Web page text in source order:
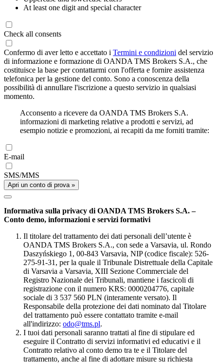
At least one digit and special character
Check all consents
Confermo di aver letto e accettato i Termini e condizioni del servizio
di informazione e formazione di OANDA TMS Brokers S.A., che
costituisce la base per contattarmi con l'offerta e fornire assistenza
telefonica per la gestione del conto. Sono a conoscenza della
possibilità di annullare l'iscrizione a questo servizio in qualsiasi
momento.
Acconsento a ricevere da OANDA TMS Brokers S.A.
informazioni di marketing relative a prodotti e servizi, ad
esempio notizie e promozioni, ai recapiti da me forniti tramite:
E-mail
SMS/MMS
Apri un conto di prova »
Informativa sulla privacy di OANDA TMS Brokers S.A. –
Conto demo, informazioni e servizi formativi
Il titolare del trattamento dei dati personali dell’utente è
OANDA TMS Brokers S.A., con sede a Varsavia, ul. Rondo
Daszyńskiego 1, 00-843 Varsavia, NIP (codice fiscale): 526-
275-91-31, per la quale il Tribunale Distrettuale della Capitale
di Varsavia a Varsavia, XIII Sezione Commerciale del
Registro Nazionale dei Tribunali, mantiene i fascicoli di
registrazione con il numero KRS: 0000204776, capitale
sociale di 3 537 560 PLN (interamente versato). Il
Responsabile della protezione dei dati nominato dal Titolare
del trattamento può essere contattato tramite e-mail
all'indirizzo: odo@tms.pl.
I tuoi dati personali saranno trattati al fine di stipulare ed
eseguire il Contratto di servizi informativi ed educativi e il
Contratto relativo al conto demo tra te e il Titolare del
trattamento, anche al fine di adottare misure su richiesta